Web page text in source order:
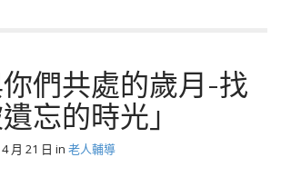
們共處的歲月-找
忘的時光」
月 21 日 in 老人輔導